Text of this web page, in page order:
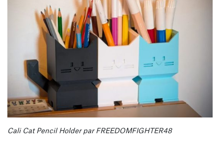
Cali Cat Pencil Holder par FREEDOMFIGHTER48